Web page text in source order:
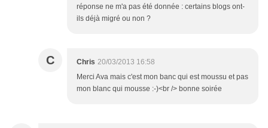
réponse ne m'a pas été donnée : certains blogs ont-
ils déjà migré ou non ?
C Chris 20/03/2013 16:58
Merci Ava mais c'est mon banc qui est moussu et pas
mon blanc qui mousse :-)<br /> bonne soirée